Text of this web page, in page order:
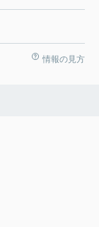
情報の見方